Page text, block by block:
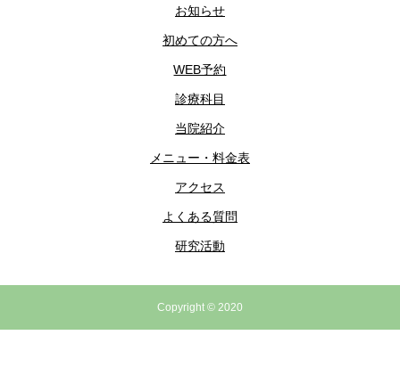
お知らせ
初めての方へ
WEB予約
診療科目
当院紹介
メニュー・料金表
アクセス
よくある質問
研究活動
Copyright © 2020